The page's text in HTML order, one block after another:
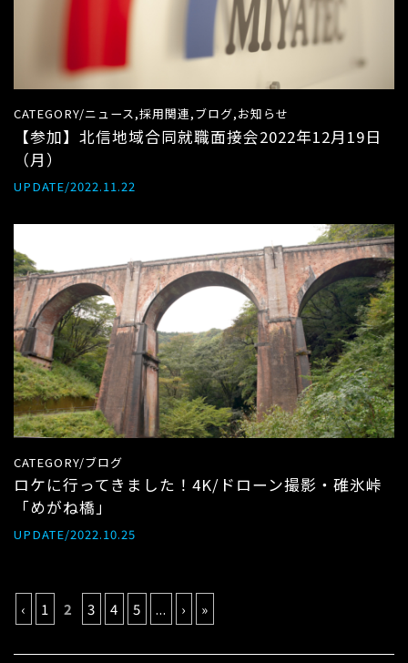
CATEGORY/ニュース,採用関連,ブログ,お知らせ
【参加】北信地域合同就職面接会2022年12月19日
（月）
UPDATE/2022.11.22
CATEGORY/ブログ
ロケに行ってきました！4K/ドローン撮影・碓氷峠
「めがね橋」
UPDATE/2022.10.25
‹ 1 2 3 4 5 ... › »